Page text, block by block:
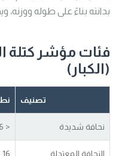
بدانته بناءً على طوله ووزنه،
فئات مؤشر كتلة
(الكبار)
تصنيف
نحافة شديدة < 16
النحافة المعتدلة 16 - 17